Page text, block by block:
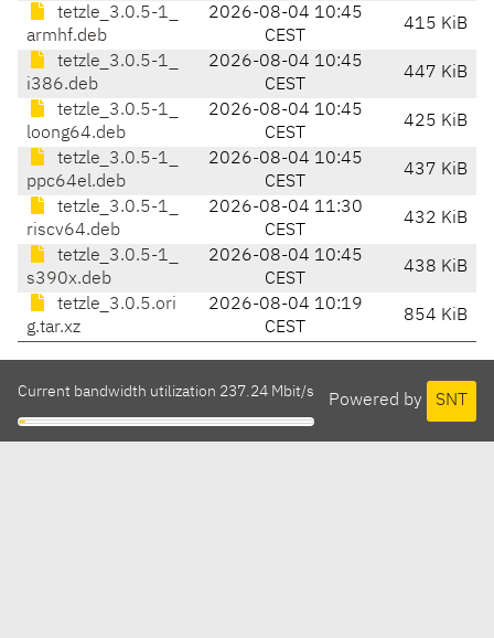
tetzle_3.0.5-1_
armhf.deb
2026-08-04 10:45
CEST
415 KiB
tetzle_3.0.5-1_
i386.deb
2026-08-04 10:45
CEST
447 KiB
tetzle_3.0.5-1_
loong64.deb
2026-08-04 10:45
CEST
425 KiB
tetzle_3.0.5-1_
ppc64el.deb
2026-08-04 10:45
CEST
437 KiB
tetzle_3.0.5-1_
riscv64.deb
2026-08-04 11:30
CEST
432 KiB
tetzle_3.0.5-1_
s390x.deb
2026-08-04 10:45
CEST
438 KiB
tetzle_3.0.5.ori
g.tar.xz
2026-08-04 10:19
CEST
854 KiB
Powered by SNT
Current bandwidth utilization 237.24 Mbit/s